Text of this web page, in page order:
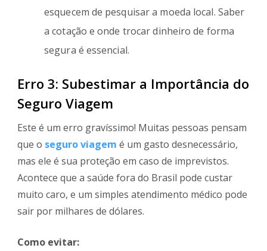
esquecem de pesquisar a moeda local. Saber
a cotação e onde trocar dinheiro de forma
segura é essencial.
Erro 3: Subestimar a Importância do
Seguro Viagem
Este é um erro gravíssimo! Muitas pessoas pensam
que o seguro viagem é um gasto desnecessário,
mas ele é sua proteção em caso de imprevistos.
Acontece que a saúde fora do Brasil pode custar
muito caro, e um simples atendimento médico pode
sair por milhares de dólares.
Como evitar: